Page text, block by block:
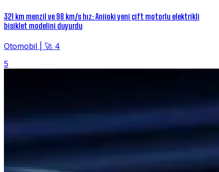
321 km menzil ve 98 km/s hız: Aniioki yeni çift motorlu elektrikli
bisiklet modelini duyurdu
Otomobil
🚀 4
5